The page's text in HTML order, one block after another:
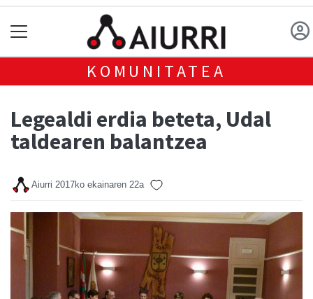
KOMUNITATEA
Legealdi erdia beteta, Udal
taldearen balantzea
Aiurri 2017ko ekainaren 22a